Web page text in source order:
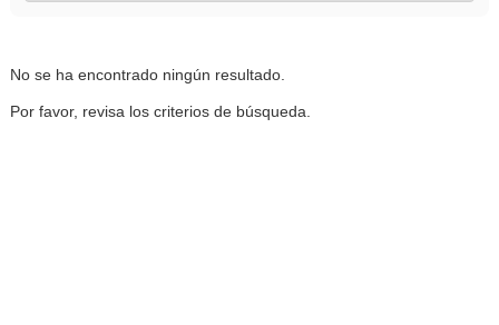
No se ha encontrado ningún resultado.
Por favor, revisa los criterios de búsqueda.